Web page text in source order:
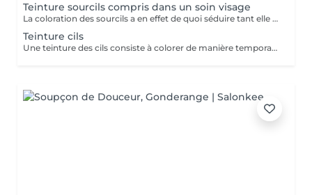
Teinture sourcils compris dans un soin visage
La coloration des sourcils a en effet de quoi séduire tant elle met les yeux en valeur : elle permet, avec un temps de pose très court, de définir une jolie ligne et de créer une impression de sourcils fournis, à la couleur intense, le tout pour une tenue d'environ trois semaines.
Teinture cils
Une teinture des cils consiste à colorer de manière temporaire, entre 3 semaines à un mois, les cils tout en les gainant afin de faire ressortir leur couleur sans utiliser de maquillage. (Une teinture pour les cils ne peut cependant pas reproduire les effets d un mascara volume ou ayant pour but d allonger les cils. Dans ce cas, il est recommandé d appliquer du mascara sur les cils par-dessus la teinture pour les cils.)